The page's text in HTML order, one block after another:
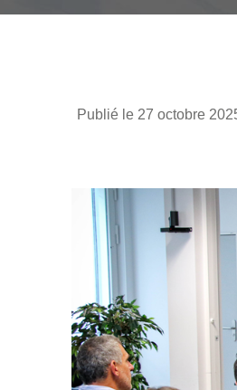
Publié le 27 octobre